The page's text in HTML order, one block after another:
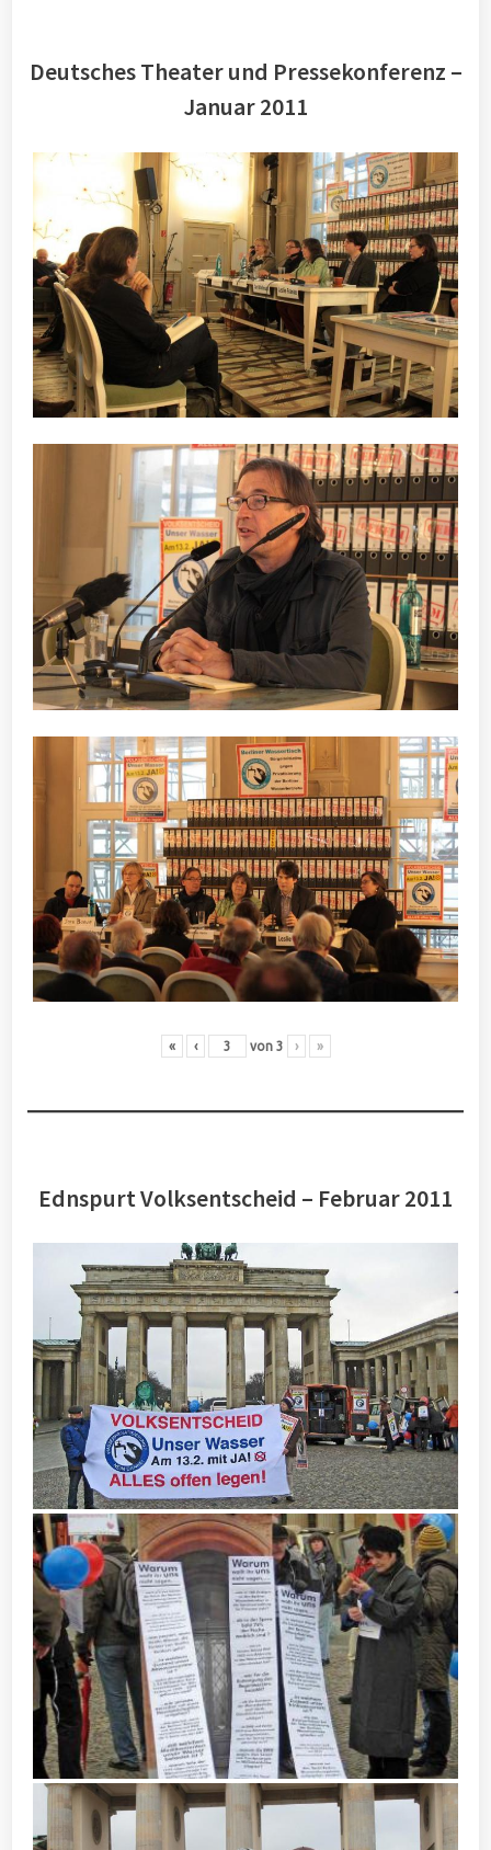
Deutsches Theater und Pressekonferenz –
Januar 2011
« ‹ von 3 › »
Ednspurt Volksentscheid – Februar 2011